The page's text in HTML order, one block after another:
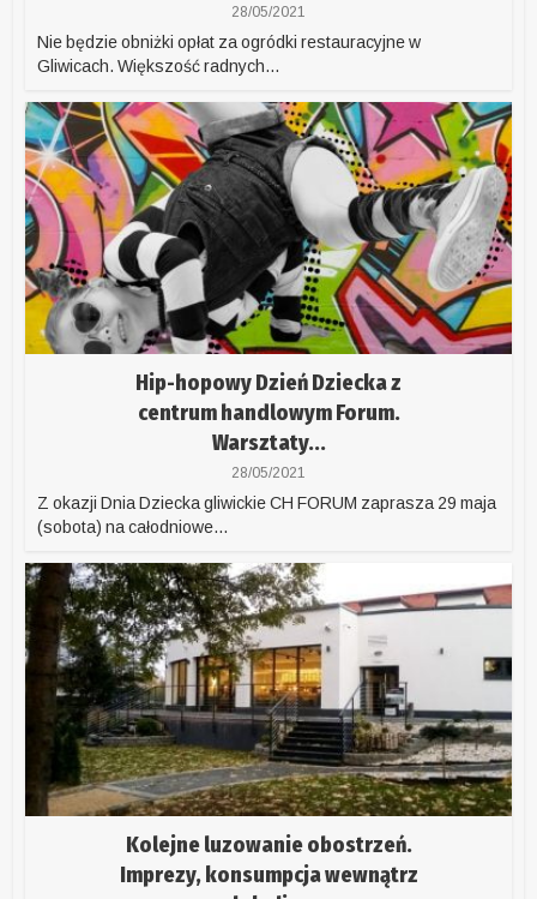
28/05/2021
Nie będzie obniżki opłat za ogródki restauracyjne w
Gliwicach. Większość radnych...
Hip-hopowy Dzień Dziecka z
centrum handlowym Forum.
Warsztaty...
28/05/2021
Z okazji Dnia Dziecka gliwickie CH FORUM zaprasza 29 maja
(sobota) na całodniowe...
Kolejne luzowanie obostrzeń.
Imprezy, konsumpcja wewnątrz